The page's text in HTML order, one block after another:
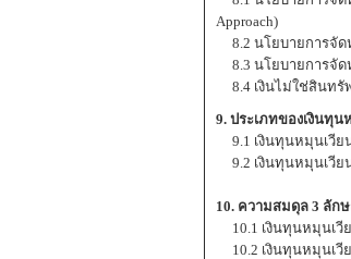
Approach)
8.2 นโยบายการจัดห
8.3 นโยบายการจัดห
8.4 เงินไม่ใช่สินทรั
9. ประเภทของเงินทุน
9.1 เงินทุนหมุนเวียน
9.2 เงินทุนหมุนเวียน
10. ความสมดุล 3 ลัก
10.1 เงินทุนหมุนเวี
10.2 เงินทุนหมุนเวีย